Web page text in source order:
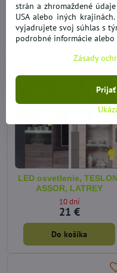
9,74 €
Do košíka
LED osvetlenie,
ASSOR, LATREY
10 dní
21 €
Do košíka
strán a zhromaždené
USA alebo iných
vyjadrujete svoj súhlas s
podrobné informácie
Zásady